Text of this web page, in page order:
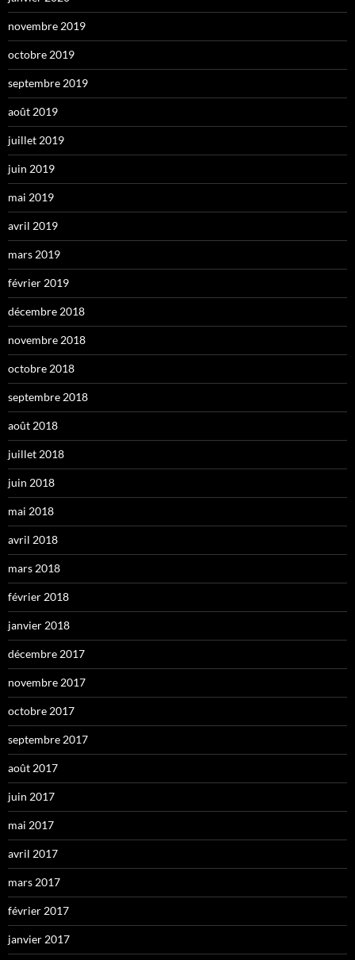
novembre 2019
octobre 2019
septembre 2019
août 2019
juillet 2019
juin 2019
mai 2019
avril 2019
mars 2019
février 2019
décembre 2018
novembre 2018
octobre 2018
septembre 2018
août 2018
juillet 2018
juin 2018
mai 2018
avril 2018
mars 2018
février 2018
janvier 2018
décembre 2017
novembre 2017
octobre 2017
septembre 2017
août 2017
juin 2017
mai 2017
avril 2017
mars 2017
février 2017
janvier 2017